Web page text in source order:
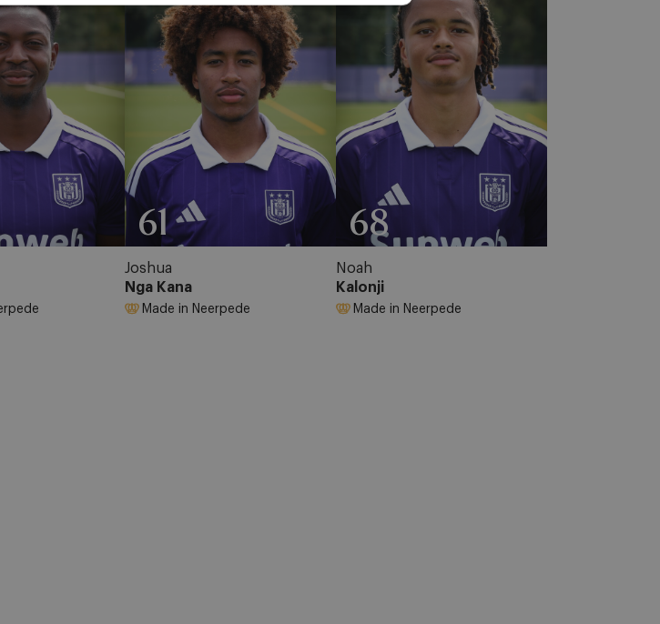
61
Joshua
Nga Kana
Made in Neerpede
68
Noah
Kalonji
Made in Neerpede